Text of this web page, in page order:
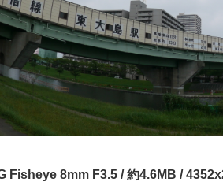
Fisheye 8mm F3.5 / 約4.6MB /